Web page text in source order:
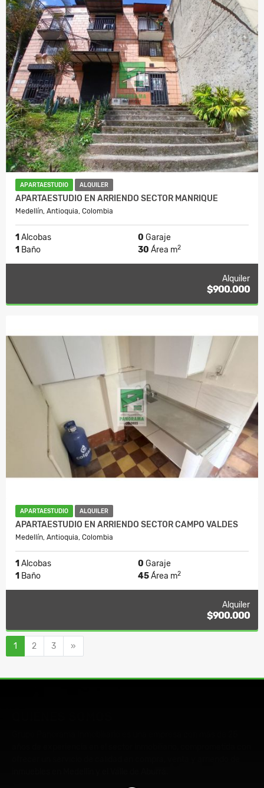
APARTAESTUDIO ALQUILER
APARTAESTUDIO EN ARRIENDO SECTOR MANRIQUE
Medellín, Antioquia, Colombia
1 Alcobas 0 Garaje
1 Baño 30 Área m2
Alquiler
$900.000
APARTAESTUDIO ALQUILER
APARTAESTUDIO EN ARRIENDO SECTOR CAMPO VALDES
Medellín, Antioquia, Colombia
1 Alcobas 0 Garaje
1 Baño 45Área m2
Alquiler
$900.000
1 2 3 »